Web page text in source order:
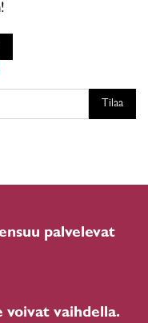
Tilaa
palvelevat
voivat vaihdella.